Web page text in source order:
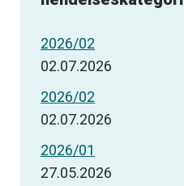
2026/02
02.07.2026
2026/02
02.07.2026
2026/01
27.05.2026